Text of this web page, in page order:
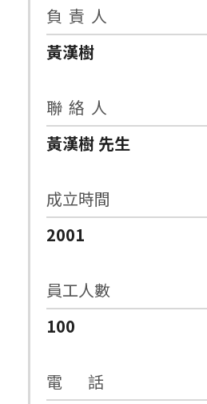
負 責 人
黃漢樹
聯 絡 人
黃漢樹 先生
成立時間
2001
員工人數
100
電 話